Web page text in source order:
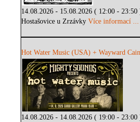
14.08.2026 - 15.08.2026 ( 12:00 - 23:50
Hostašovice u ZrzávkyVíce informací ...
Hot Water Music (USA) + Wayward
14.08.2026 - 14.08.2026 ( 19:00 - 23:00